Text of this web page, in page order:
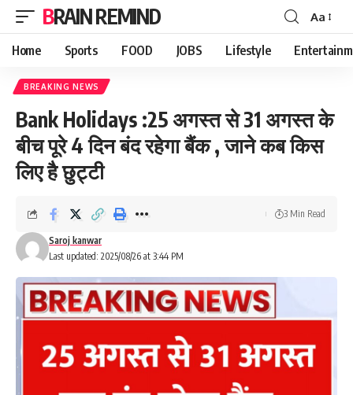
BRAIN REMIND
Font
Resizer
Aa
Home Sports FOOD JOBS Lifestyle
BREAKING NEWS
Bank Holidays :25 अगस्त से 31 अगस्त के
बीच पूरे 4 दिन बंद रहेगा बैंक , जाने कब किस
लिए है छुट्टी
Last updated: 2025/08/26 at 3:44 PM
Saroj kanwar
3 Min Read